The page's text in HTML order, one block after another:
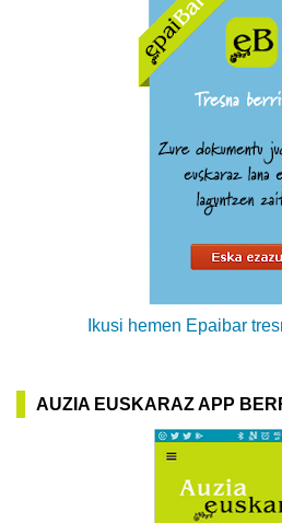
Ikusi hemen Epaibar
AUZIA EUSKARAZ APP